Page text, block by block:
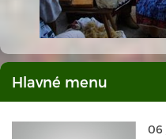
Hlavné menu
06